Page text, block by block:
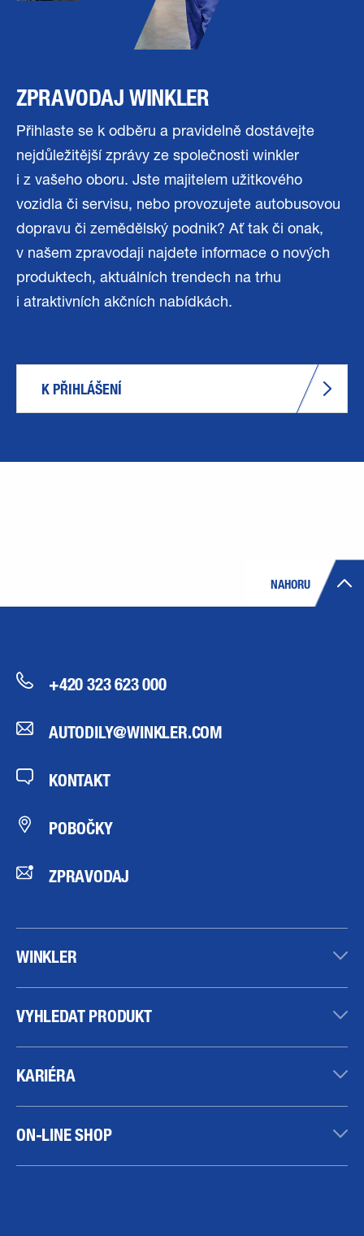
ZPRAVODAJ WINKLER
Přihlaste se k odběru a pravidelně dostávejte
nejdůležitější zprávy ze společnosti winkler
i z vašeho oboru. Jste majitelem užitkového
vozidla či servisu, nebo provozujete autobusovou
dopravu či zemědělský podnik? Ať tak či onak,
v našem zpravodaji najdete informace o nových
produktech, aktuálních trendech na trhu
i atraktivních akčních nabídkách.
K PŘIHLÁŠENÍ
NAHORU
+420 323 623 000
AUTODILY@WINKLER.COM
KONTAKT
POBOČKY
ZPRAVODAJ
WINKLER
VYHLEDAT PRODUKT
KARIÉRA
ON-LINE SHOP